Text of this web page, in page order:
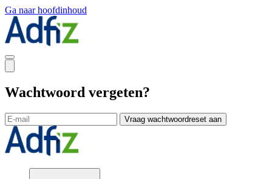
Ga naar hoofdinhoud
Wachtwoord vergeten?
Vraag wachtwoordreset aan